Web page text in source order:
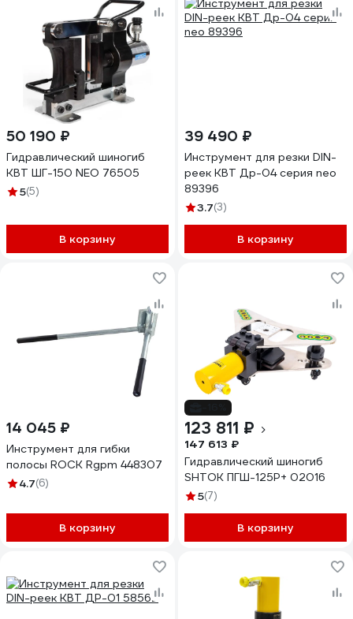
50 190 ₽
Гидравлический шиногиб
КВТ ШГ-150 NEO 76505
5(5)
В корзину
39 490 ₽
Инструмент для резки DIN-
реек КВТ Др-04 серия neo
89396
3.7(3)
В корзину
14 045 ₽
Инструмент для гибки
полосы ROCK Rgpm 448307
4.7(6)
В корзину
123 811 ₽
147 613 ₽
Гидравлический шиногиб
SHTOK ПГШ-125Р+ 02016
5(7)
В корзину